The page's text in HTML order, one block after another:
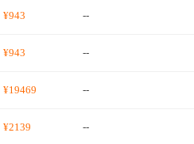
¥943 --
¥943 --
¥19469 --
¥2139 --